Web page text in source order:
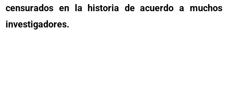
censurados en la historia de acuerdo a muchos
investigadores.